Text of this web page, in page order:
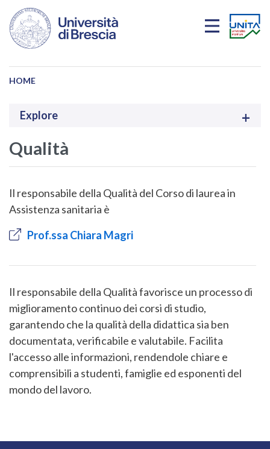
Skip to main content
HOME
Explore
Qualità
Il responsabile della Qualità del Corso di laurea in
Assistenza sanitaria è
Prof.ssa Chiara Magri
Il responsabile della Qualità favorisce un processo di
miglioramento continuo dei corsi di studio,
garantendo che la qualità della didattica sia ben
documentata, verificabile e valutabile. Facilita
l'accesso alle informazioni, rendendole chiare e
comprensibili a studenti, famiglie ed esponenti del
mondo del lavoro.